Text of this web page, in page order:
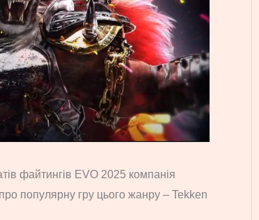
файтингів EVO 2025 компанія
популярну гру цього жанру – Tekken